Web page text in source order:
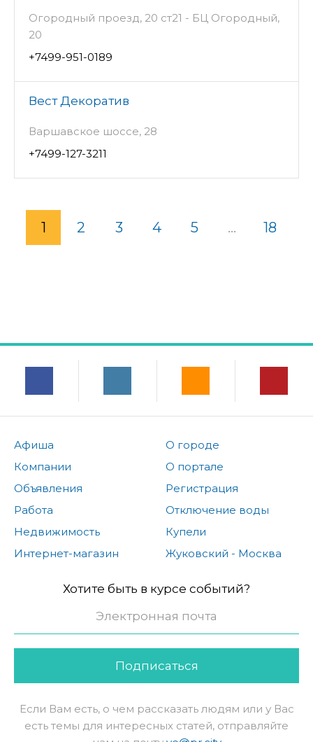
Огородный проезд, 20 ст21 - БЦ Огородный,
20
+7499-951-0189
Вест Декоратив
Варшавское шоссе, 28
+7499-127-3211
1 2 3 4 5 ... 18
Афиша
Компании
Объявления
Работа
Недвижимость
Интернет-магазин
О городе
О портале
Регистрация
Отключение воды
Купели
Жуковский - Москва
Хотите быть в курсе событий?
Подписаться
Если Вам есть, о чем рассказать людям или у Вас
есть темы для интересных статей, отправляйте